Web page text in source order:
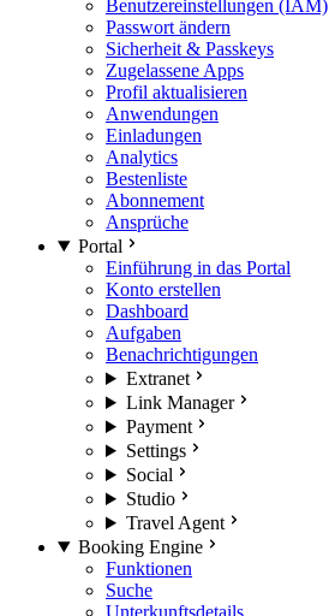
Benutzereinstellungen (IAM)
Passwort ändern
Sicherheit & Passkeys
Zugelassene Apps
Profil aktualisieren
Anwendungen
Einladungen
Analytics
Bestenliste
Abonnement
Ansprüche
Portal
Einführung in das Portal
Konto erstellen
Dashboard
Aufgaben
Benachrichtigungen
Extranet
Link Manager
Payment
Settings
Social
Studio
Travel Agent
Booking Engine
Funktionen
Suche
Unterkunftsdetails